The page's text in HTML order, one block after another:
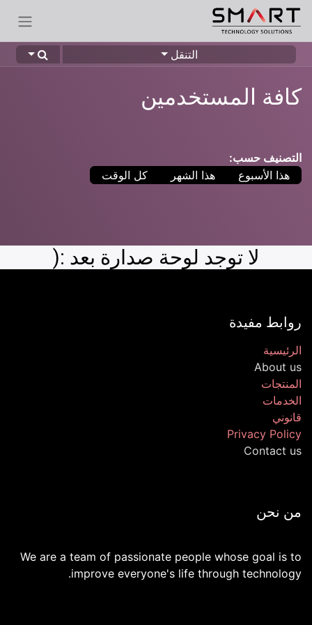
التنقل
كافة المستخدمين
التصنيف حسب:
هذا الأسبوع
هذا الشهر كل الوقت
لا توجد لوحة صدارة بعد :(
روابط مفيدة
الرئيسية
About us
المنتجات
الخدمات
قانوني
Privacy Policy
Contact us
من نحن
We are a team of passionate people whose goal is to
improve everyone's life through technology.